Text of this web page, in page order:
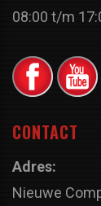
08:00 t/m
CONTACT
Adres:
Nieuwe